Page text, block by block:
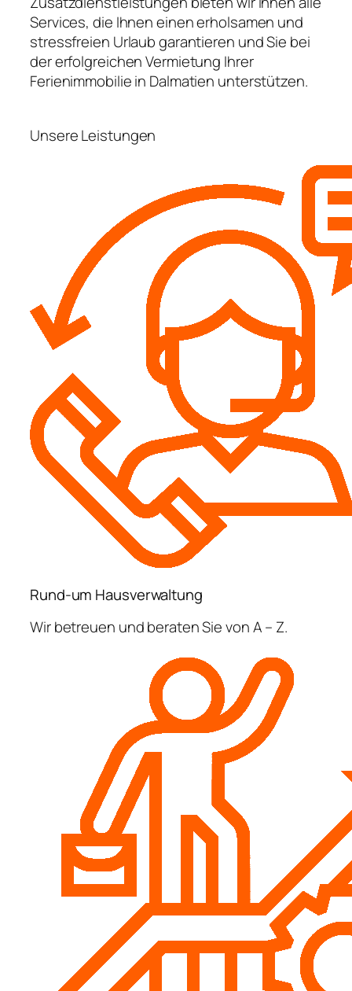
Services, die Ihnen einen erholsamen und
stressfreien Urlaub garantieren und Sie bei
der erfolgreichen Vermietung Ihrer
Ferienimmobilie in Dalmatien unterstützen.
Unsere Leistungen
Rund-um Hausverwaltung
Wir betreuen und beraten Sie von A – Z.